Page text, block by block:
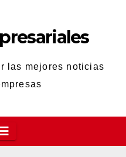
las mejores noticias